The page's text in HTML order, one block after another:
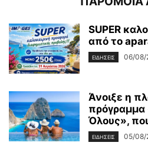
SUPER
από το
ΕΙΔΗΣΕΙΣ 06/08/
Άνοιξε η
πρόγραμμα
Όλους»,
ΕΙΔΗΣΕΙΣ 05/08/